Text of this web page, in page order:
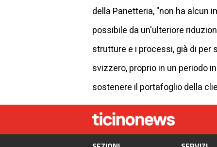
della Panetteria, "non ha alcun
possibile da un'ulteriore
strutture e i processi, già di
svizzero, proprio in un periodo
sostenere il portafoglio della